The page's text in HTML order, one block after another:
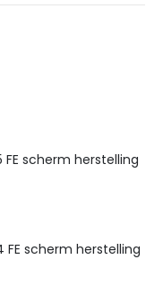
FE scherm herstelling
FE scherm herstelling